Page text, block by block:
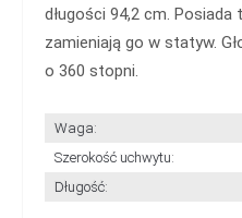
długości 94,2 cm.
zamieniają go w statyw.
o 360 stopni.
Waga:
Szerokość uchwytu:
Długość: